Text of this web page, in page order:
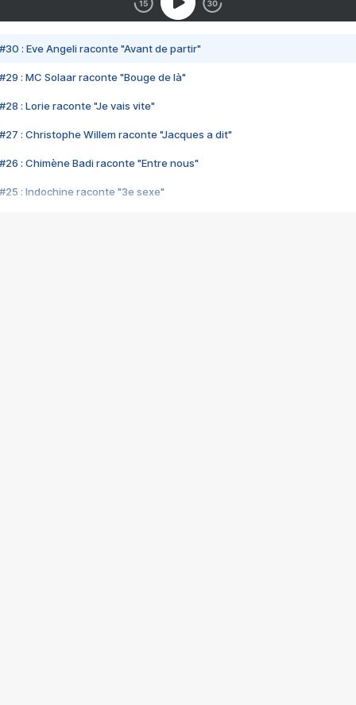
#30 : Eve Angeli raconte "Avant de partir"
#29 : MC Solaar raconte "Bouge de là"
#28 : Lorie raconte "Je vais vite"
#27 : Christophe Willem raconte "Jacques a dit"
#26 : Chimène Badi raconte "Entre nous"
#25 : Indochine raconte "3e sexe"